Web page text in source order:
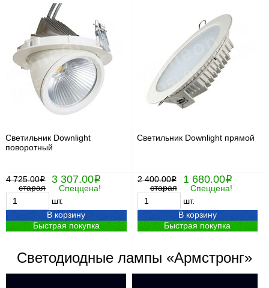
Светильник Downlight
поворотный
4 725.00i
старая
3 307.00i
Спеццена!
шт.
В корзину
Быстрая покупка
Светильник Downlight прямой
2 400.00i
старая
1 680.00i
Спеццена!
шт.
В корзину
Быстрая покупка
Светодиодные лампы «Армстронг»